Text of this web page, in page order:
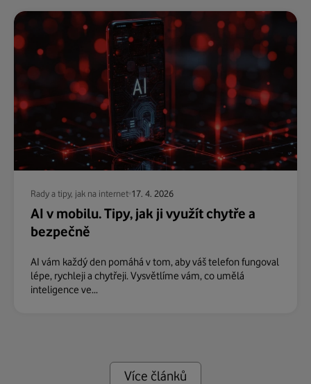
Rady a tipy, jak na internet 17. 4. 2026
AI v mobilu. Tipy, jak ji využít chytře a
bezpečně
AI vám každý den pomáhá v tom, aby váš telefon fungoval
lépe, rychleji a chytřeji. Vysvětlíme vám, co umělá
inteligence ve...
Více článků